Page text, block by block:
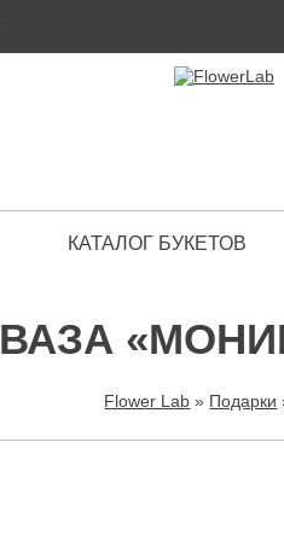
КАТАЛОГ БУКЕТОВ
ВАЗА
Flower Lab » Подарки